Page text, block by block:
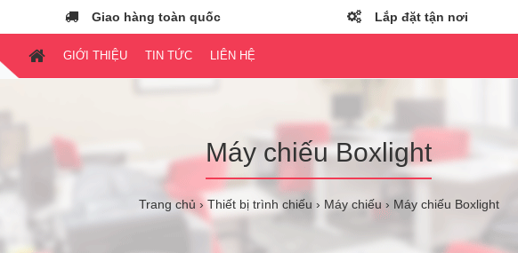
Giao hàng toàn quốc Lắp đặt tận nơi
GIỚI THIỆU TIN TỨC LIÊN HỆ
Máy chiếu Boxlight
Trang chủ Thiết bị trình chiếu Máy chiếu Máy chiếu Boxlight